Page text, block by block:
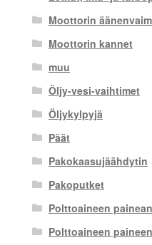
Moottorin
Moottorin kannet
muu
Öljy-vesi-vaihtimet
Öljykylpyjä
Päät
Pakokaasujäähdytin
Pakoputket
Polttoaineen
Polttoaineen